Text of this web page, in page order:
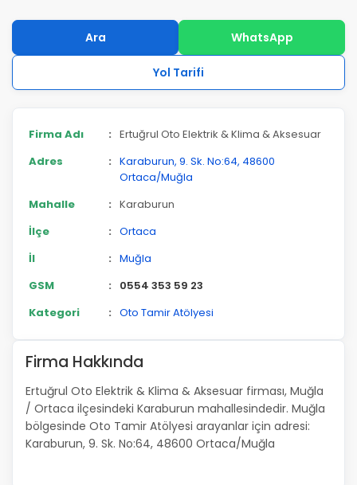
Ara WhatsApp
Yol Tarifi
Firma Adı : Ertuğrul Oto Elektrik & Klima & Aksesuar
Adres
: Karaburun, 9. Sk. No:64, 48600
Ortaca/Muğla
Mahalle
: Karaburun
İlçe
: Ortaca
İl
: Muğla
GSM
:
0554 353 59 23
Kategori
: Oto Tamir Atölyesi
Firma Hakkında
Ertuğrul Oto Elektrik & Klima & Aksesuar firması, Muğla
/ Ortaca ilçesindeki Karaburun mahallesindedir. Muğla
bölgesinde Oto Tamir Atölyesi arayanlar için adresi:
Karaburun, 9. Sk. No:64, 48600 Ortaca/Muğla